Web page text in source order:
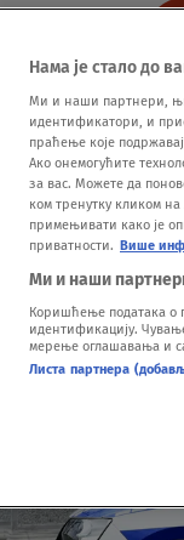
Нама је стало до
Ми и наши партнери,
идентификатори, и
праћење које
Ако онемогућите
за вас. Можете да
ком тренутку кликом
примењивати како је
приватности. Више
Ми и наши
Коришћење података о
идентификацију.
мерење оглашавања и
Листа партнера